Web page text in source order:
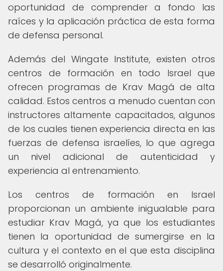
oportunidad de comprender a fondo las
raíces y la aplicación práctica de esta forma
de defensa personal.
Además del Wingate Institute, existen otros
centros de formación en todo Israel que
ofrecen programas de Krav Magá de alta
calidad. Estos centros a menudo cuentan con
instructores altamente capacitados, algunos
de los cuales tienen experiencia directa en las
fuerzas de defensa israelíes, lo que agrega
un nivel adicional de autenticidad y
experiencia al entrenamiento.
Los centros de formación en Israel
proporcionan un ambiente inigualable para
estudiar Krav Magá, ya que los estudiantes
tienen la oportunidad de sumergirse en la
cultura y el contexto en el que esta disciplina
se desarrolló originalmente.